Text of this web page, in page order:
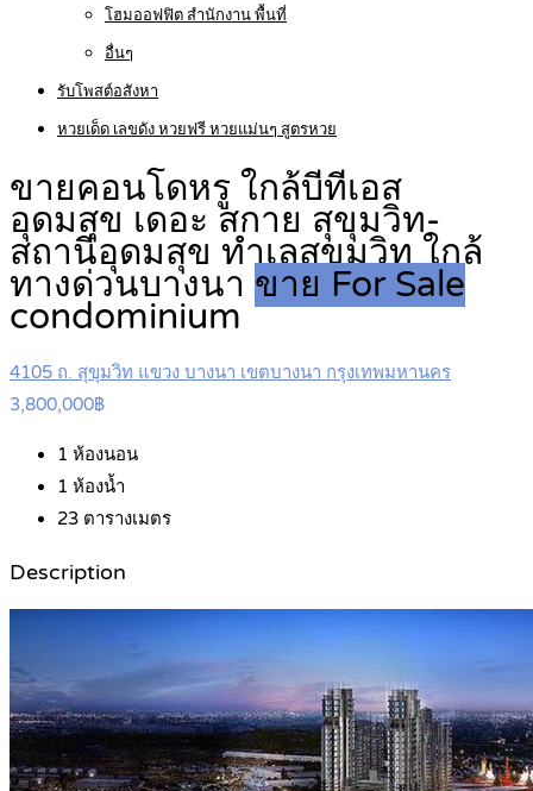
โฮมออฟฟิต สำนักงาน พื้นที่
อื่นๆ
รับโพสต์อสังหา
หวยเด็ด เลขดัง หวยฟรี หวยแม่นๆ สูตรหวย
ขายคอนโดหรู ใกล้บีทีเอส
อุดมสุข เดอะ สกาย สุขุมวิท-
สถานีอุดมสุข ทำเลสุขุมวิท ใกล้
ทางด่วนบางนา ขาย For Sale
condominium
4105 ถ. สุขุมวิท แขวง บางนา เขตบางนา กรุงเทพมหานคร
3,800,000฿
1 ห้องนอน
1 ห้องน้ำ
23 ตารางเมตร
Description